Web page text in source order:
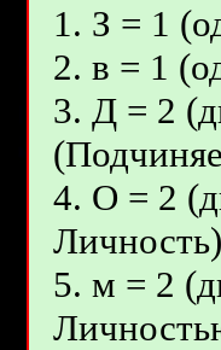
1. З = 1
2. в = 1
3. Д = 2
4. О = 2
5. м = 2